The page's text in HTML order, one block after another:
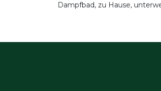
Dampfbad, zu Hause,